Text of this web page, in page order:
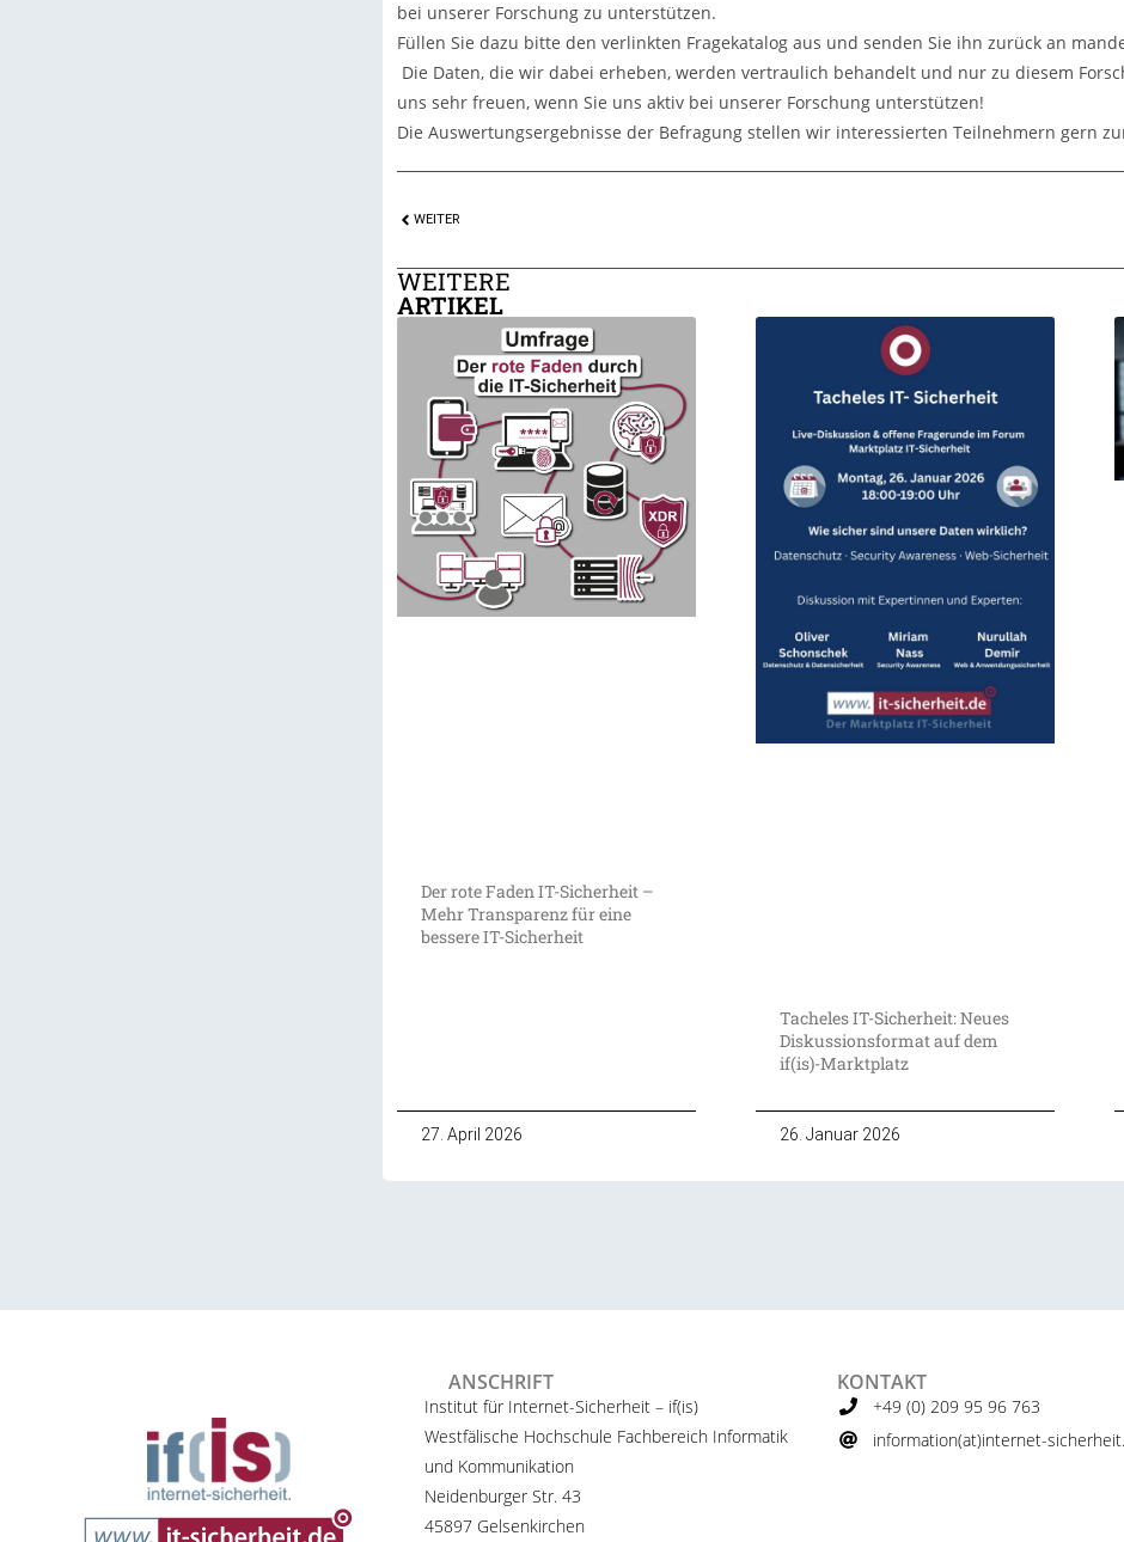
bei unserer Forschung zu unterstützen.
Füllen Sie dazu bitte den verlinkten Fragekatalog aus und senden Sie ihn zurück an
Die Daten, die wir dabei erheben, werden vertraulich behandelt und nur zu diesem
uns sehr freuen, wenn Sie uns aktiv bei unserer Forschung unterstützen!
Die Auswertungsergebnisse der Befragung stellen wir interessierten Teilnehmern gern
WEITER
WEITERE
ARTIKEL
Der rote Faden IT-Sicherheit –
Mehr Transparenz für eine
bessere IT-Sicherheit
27. April 2026
Tacheles IT-Sicherheit: Neues
Diskussionsformat auf dem
if(is)-Marktplatz
26. Januar 2026
ANSCHRIFT
Institut für Internet-Sicherheit – if(is)
Westfälische Hochschule Fachbereich Informatik
und Kommunikation
Neidenburger Str. 43
45897 Gelsenkirchen
KONTAKT
+49 (0) 209 95 96 763
information(at)internet-